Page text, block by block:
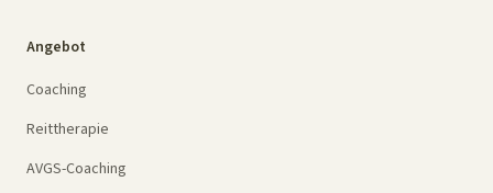
Angebot
Coaching
Reittherapie
AVGS-Coaching